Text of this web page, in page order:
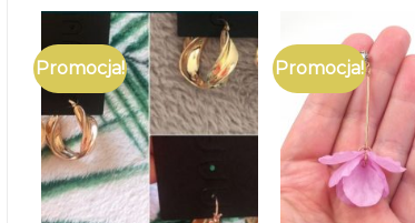
Promocja! Promocja!